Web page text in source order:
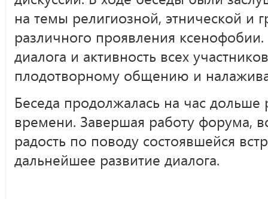
на темы религиозной, этнической и
различного проявления
диалога и активность всех
плодотворному общению и
Беседа продолжалась на час дольше
времени. Завершая работу форума,
радость по поводу состоявшейся
дальнейшее развитие диалога.